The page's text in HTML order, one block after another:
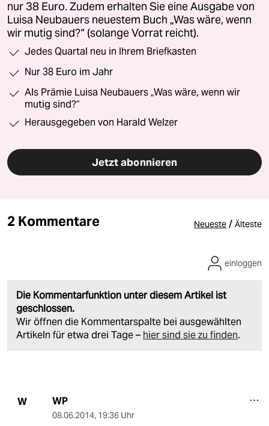
nur 38 Euro. Zudem erhalten Sie eine Ausgabe von
Luisa Neubauers neuestem Buch „Was wäre, wenn
wir mutig sind?“ (solange Vorrat reicht).
Jedes Quartal neu in Ihrem Briefkasten
Nur 38 Euro im Jahr
Als Prämie Luisa Neubauers „Was wäre, wenn wir
mutig sind?“
Herausgegeben von Harald Welzer
Jetzt abonnieren
2 Kommentare Neueste / Älteste
Die Kommentarfunktion unter diesem Artikel ist
geschlossen.
Wir öffnen die Kommentarspalte bei ausgewählten
Artikeln für etwa drei Tage – hier sind sie zu finden.
einloggen
W WP
08.06.2014, 19:36 Uhr